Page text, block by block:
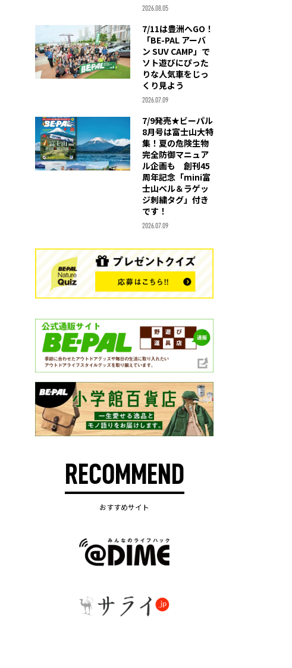
2026.08.05
7/11は豊洲へGO！
「BE-PAL アーバ
ン SUV CAMP」で
ソト遊びにぴった
りな人気車をじっ
くり見よう
2026.07.09
7/9発売★ビーパル
8月号は富士山大特
集！夏の危険生物
完全防御マニュア
ル企画も 創刊45
周年記念「mini富
士山ベル＆ラゲッ
ジ刺繍タグ」付き
です！
2026.07.09
RECOMMEND
おすすめサイト